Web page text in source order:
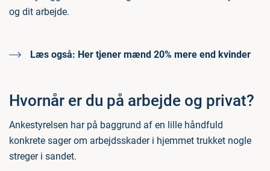
og dit arbejde.
Læs også: Her tjener mænd 20% mere end kvinder
Hvornår er du på arbejde og privat?
Ankestyrelsen har på baggrund af en lille håndfuld
konkrete sager om arbejdsskader i hjemmet trukket nogle
streger i sandet.